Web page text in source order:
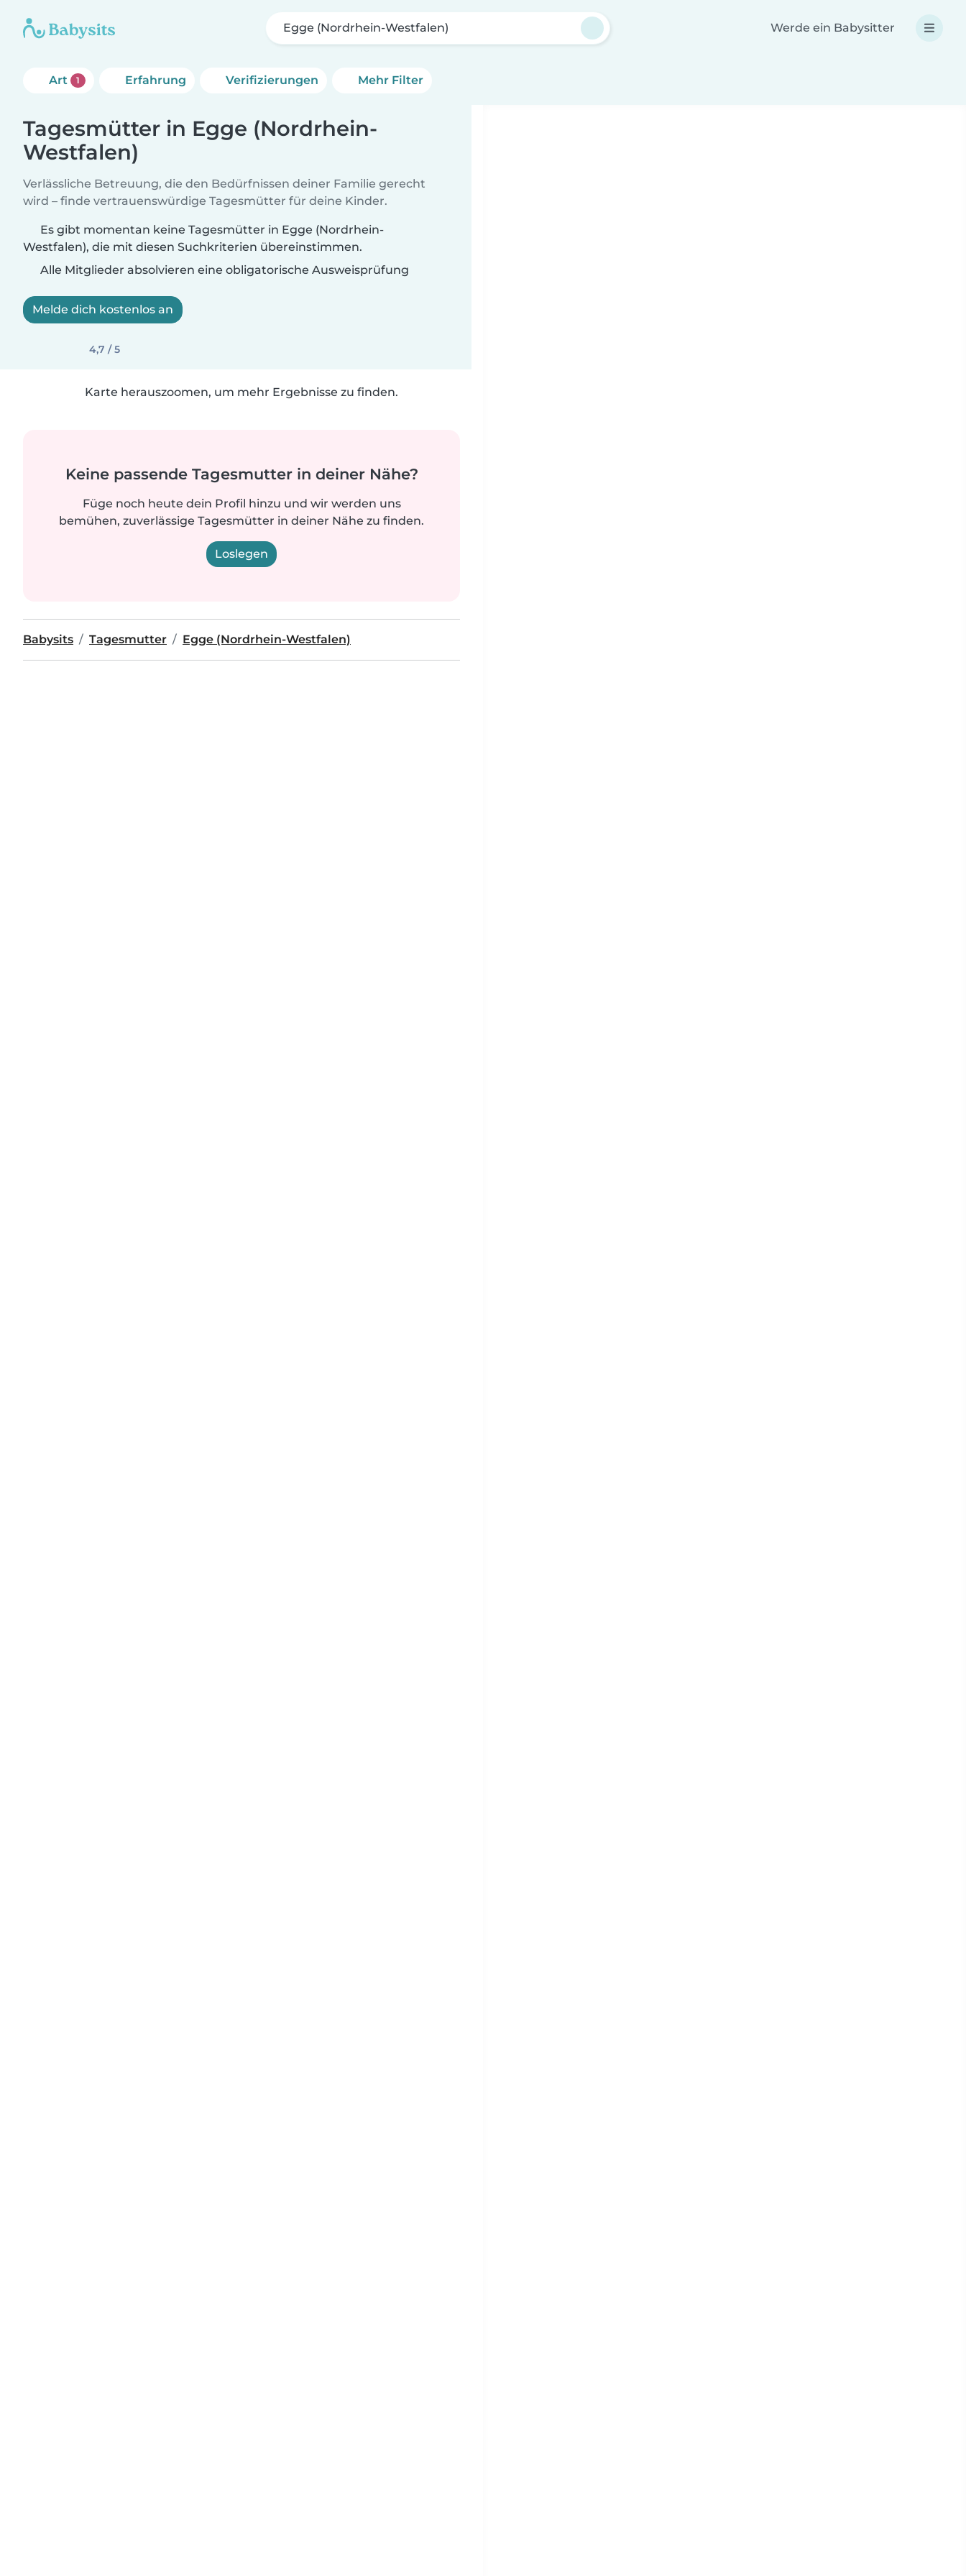
Egge (Nordrhein-Westfalen) Werde ein Babysitter
Art 1 Erfahrung Verifizierungen Mehr Filter
Tagesmütter in Egge (Nordrhein-
Westfalen)
Verlässliche Betreuung, die den Bedürfnissen deiner Familie gerecht
wird – finde vertrauenswürdige Tagesmütter für deine Kinder.
Es gibt momentan keine Tagesmütter in Egge (Nordrhein-
Westfalen), die mit diesen Suchkriterien übereinstimmen.
Alle Mitglieder absolvieren eine obligatorische Ausweisprüfung
Melde dich kostenlos an
4,7 / 5
Karte herauszoomen, um mehr Ergebnisse zu finden.
Keine passende Tagesmutter in deiner Nähe?
Füge noch heute dein Profil hinzu und wir werden uns
bemühen, zuverlässige Tagesmütter in deiner Nähe zu finden.
Loslegen
Babysits Tagesmutter Egge (Nordrhein-Westfalen)